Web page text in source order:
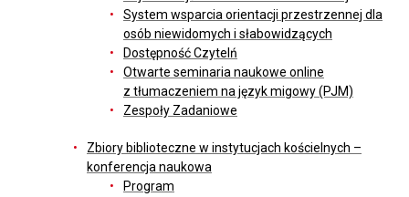
System wsparcia orientacji przestrzennej dla
osób niewidomych i słabowidzących
Dostępność Czytelń
Otwarte seminaria naukowe online
z tłumaczeniem na język migowy (PJM)
Zespoły Zadaniowe
Zbiory biblioteczne w instytucjach kościelnych –
konferencja naukowa
Program